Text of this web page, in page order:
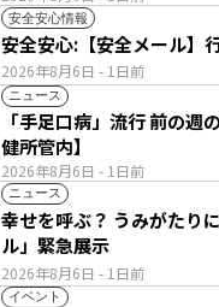
安全安心情報
2026年8月6日 - 1日前
安全安心:【安全メール】
ニュース
2026年8月6日 - 1日前
「手足口病」流行 前の週の3倍に増加【上越保
健所管内】
ニュース
2026年8月6日 - 1日前
幸せを呼ぶ？ うみがたり
ル」緊急展示
イベント